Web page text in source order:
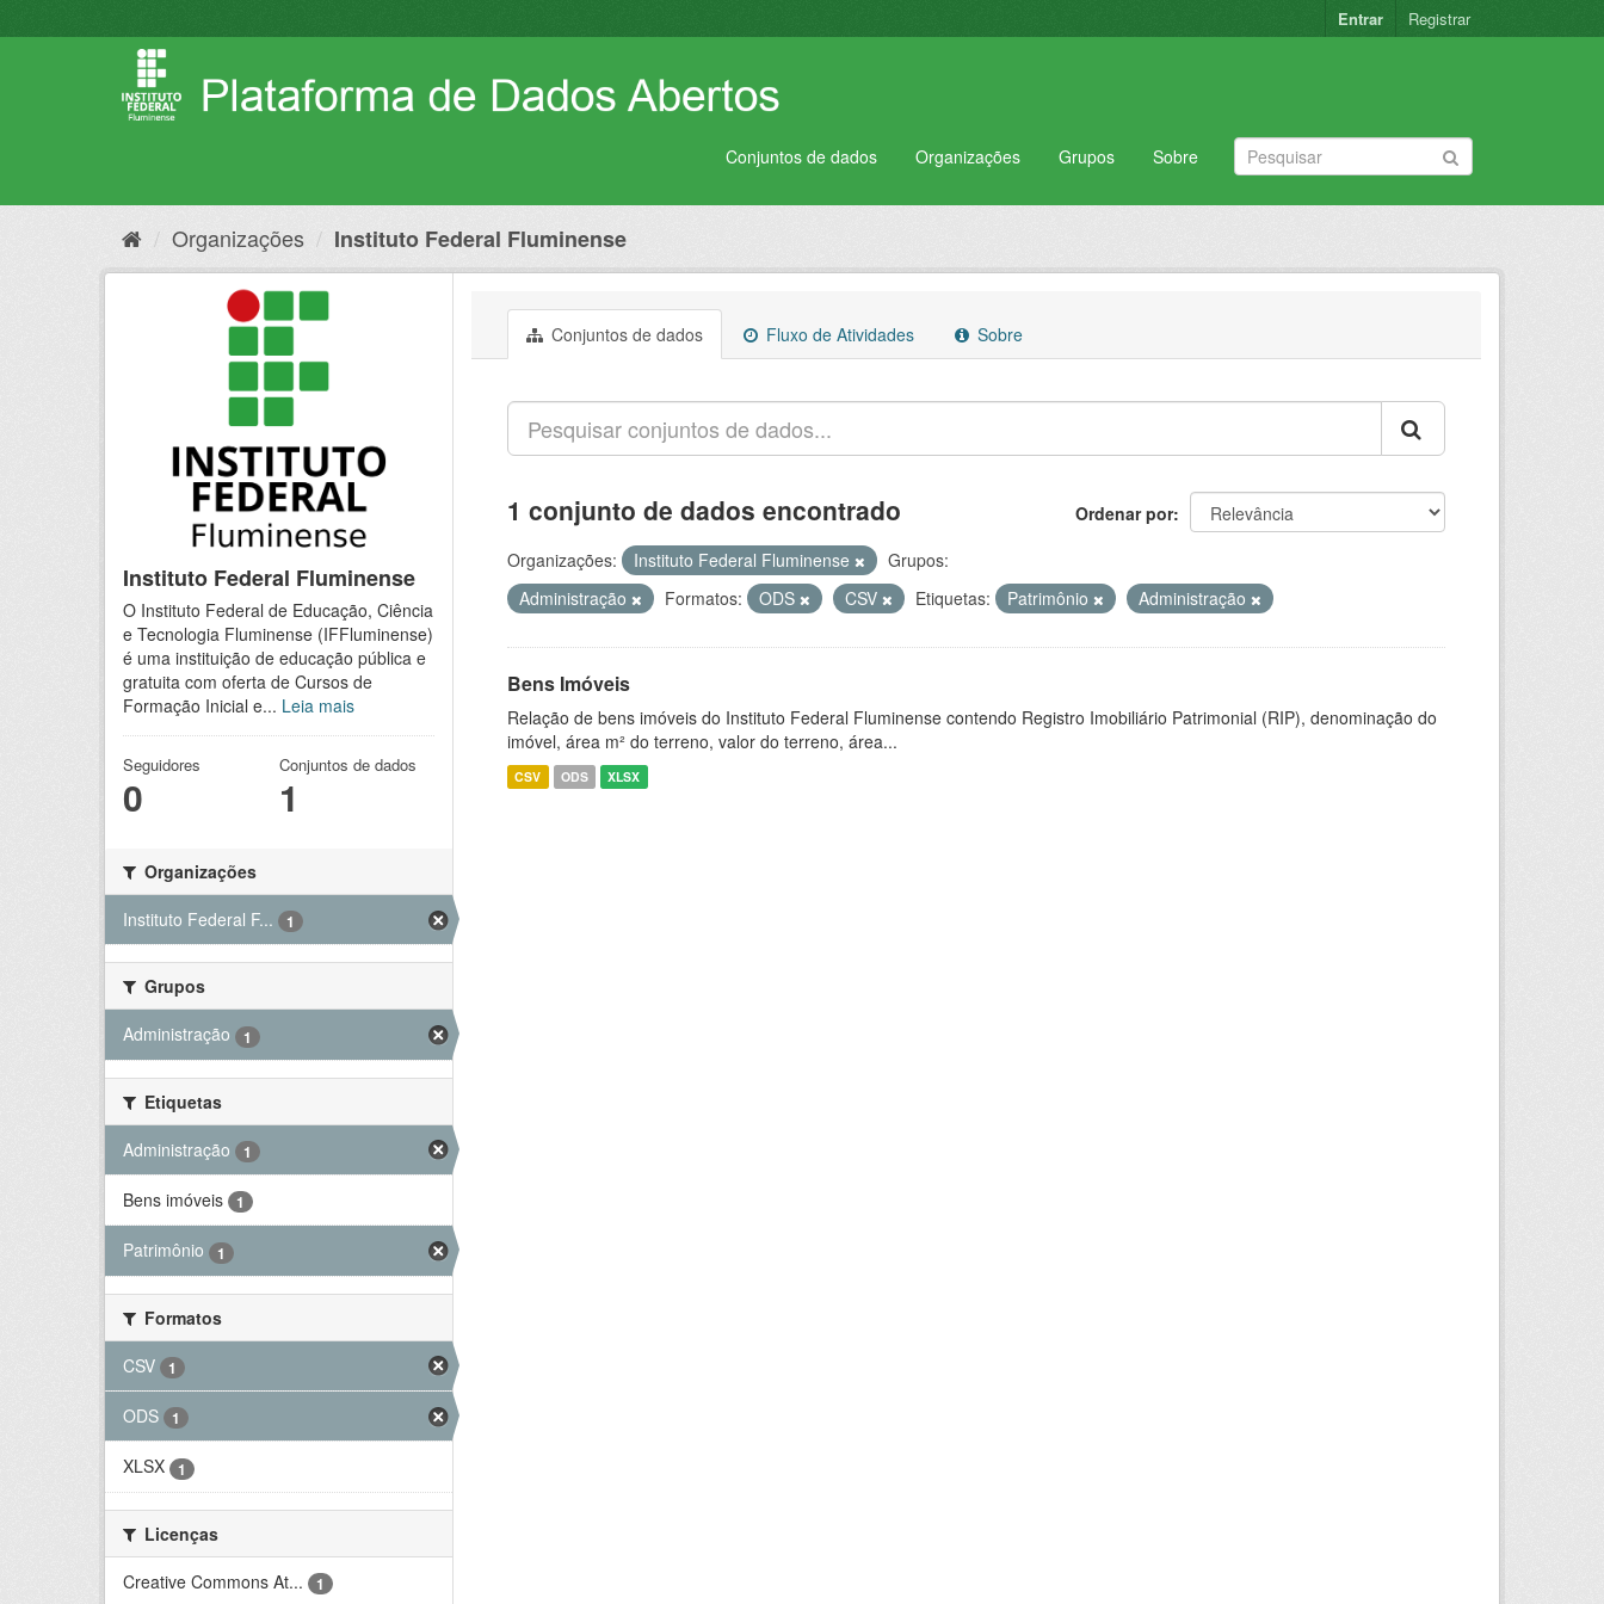
para
Entrar Registrar
Conjuntos de dados Organizações Grupos Sobre
Organizações Instituto Federal Fluminense
Instituto Federal Fluminense
O Instituto Federal de Educação, Ciência
e Tecnologia Fluminense (IFFluminense)
é uma instituição de educação pública e
gratuita com oferta de Cursos de
Formação Inicial e... Leia mais
Seguidores
0
Conjuntos de dados
1
Organizações
Instituto Federal F...
1
Grupos
Administração
1
Etiquetas
Administração
1
Bens imóveis 1
Patrimônio 1
Formatos
CSV
1
ODS 1
XLSX 1
Licenças
Creative Commons At...
1
Conjuntos de dados Fluxo de Atividades Sobre
Ordenar por
1 conjunto de dados encontrado
Organizações: Instituto Federal Fluminense
Grupos:
Administração
Formatos: ODS CSV Etiquetas: Patrimônio Administração
Bens Imóveis
Relação de bens imóveis do Instituto Federal Fluminense contendo Registro Imobiliário Patrimonial (RIP), denominação do
imóvel, área m² do terreno, valor do terreno, área...
CSV ODS XLSX